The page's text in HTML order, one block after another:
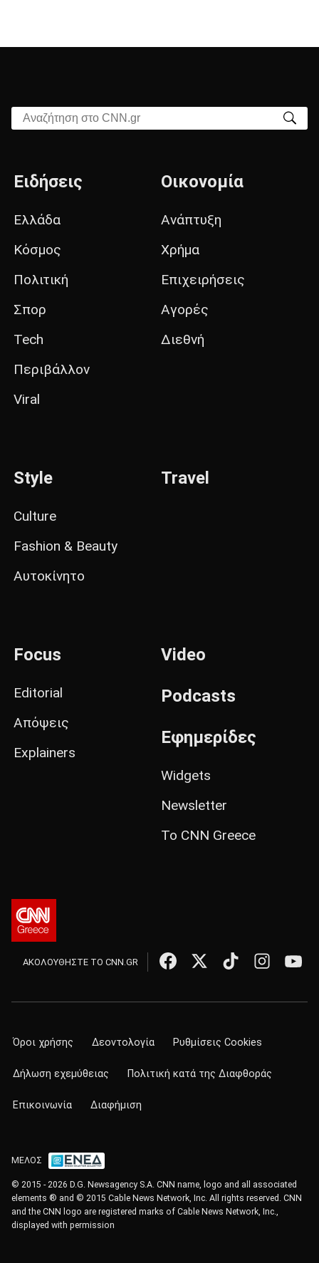
Αναζήτηση στο CNN.gr
Ειδήσεις
Ελλάδα
Κόσμος
Πολιτική
Σπορ
Tech
Περιβάλλον
Viral
Οικονομία
Ανάπτυξη
Χρήμα
Επιχειρήσεις
Αγορές
Διεθνή
Style
Culture
Fashion & Beauty
Αυτοκίνητο
Travel
Focus
Editorial
Απόψεις
Explainers
Video
Podcasts
Εφημερίδες
Widgets
Newsletter
Το CNN Greece
ΑΚΟΛΟΥΘΗΣΤΕ ΤΟ CNN.GR
Όροι χρήσης Δεοντολογία Ρυθμίσεις Cookies
Δήλωση εχεμύθειας Πολιτική κατά της Διαφθοράς
Επικοινωνία Διαφήμιση
ΜΕΛΟΣ
© 2015 - 2026 D.G. Newsagency S.A. CNN name, logo and all associated
elements ® and © 2015 Cable News Network, Inc. All rights reserved. CNN
and the CNN logo are registered marks of Cable News Network, Inc.,
displayed with permission